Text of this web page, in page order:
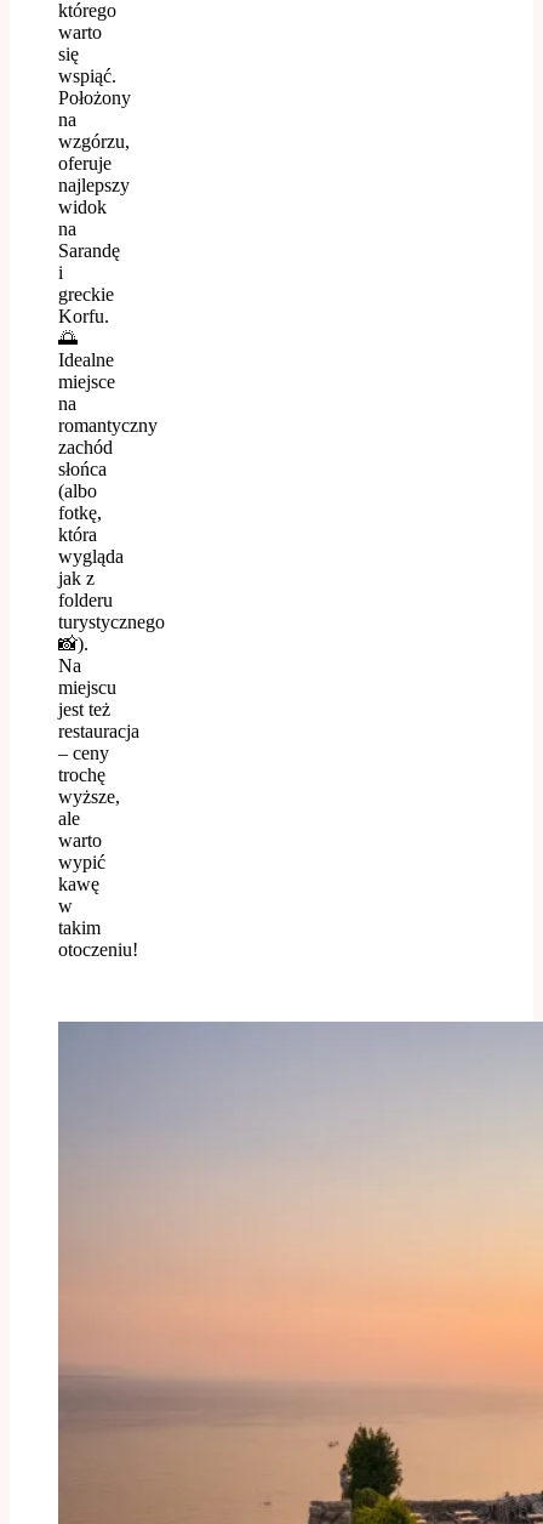
którego
warto
się
wspiąć.
Położony
na
wzgórzu,
oferuje
najlepszy
widok
na
Sarandę
i
greckie
Korfu.
🌅
Idealne
miejsce
na
romantyczny
zachód
słońca
(albo
fotkę,
która
wygląda
jak z
folderu
turystycznego
📸).
Na
miejscu
jest też
restauracja
– ceny
trochę
wyższe,
ale
warto
wypić
kawę
w
takim
otoczeniu!